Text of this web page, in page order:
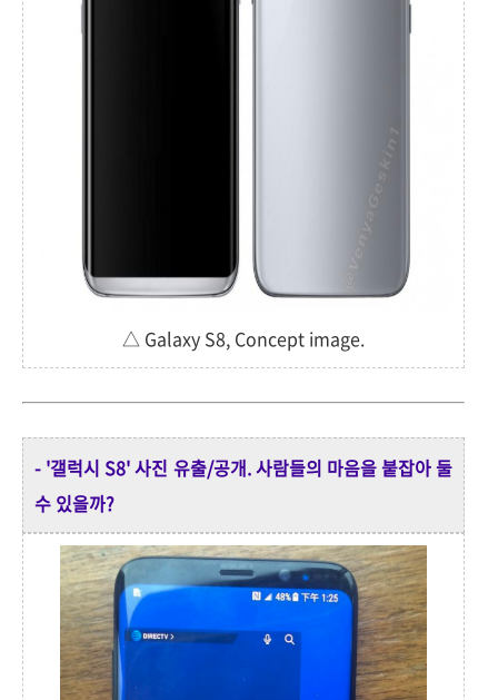
△ Galaxy S8, Concept image.
- '갤럭시 S8' 사진 유출/공개. 사람들의 마음을 붙잡아 둘
수 있을까?